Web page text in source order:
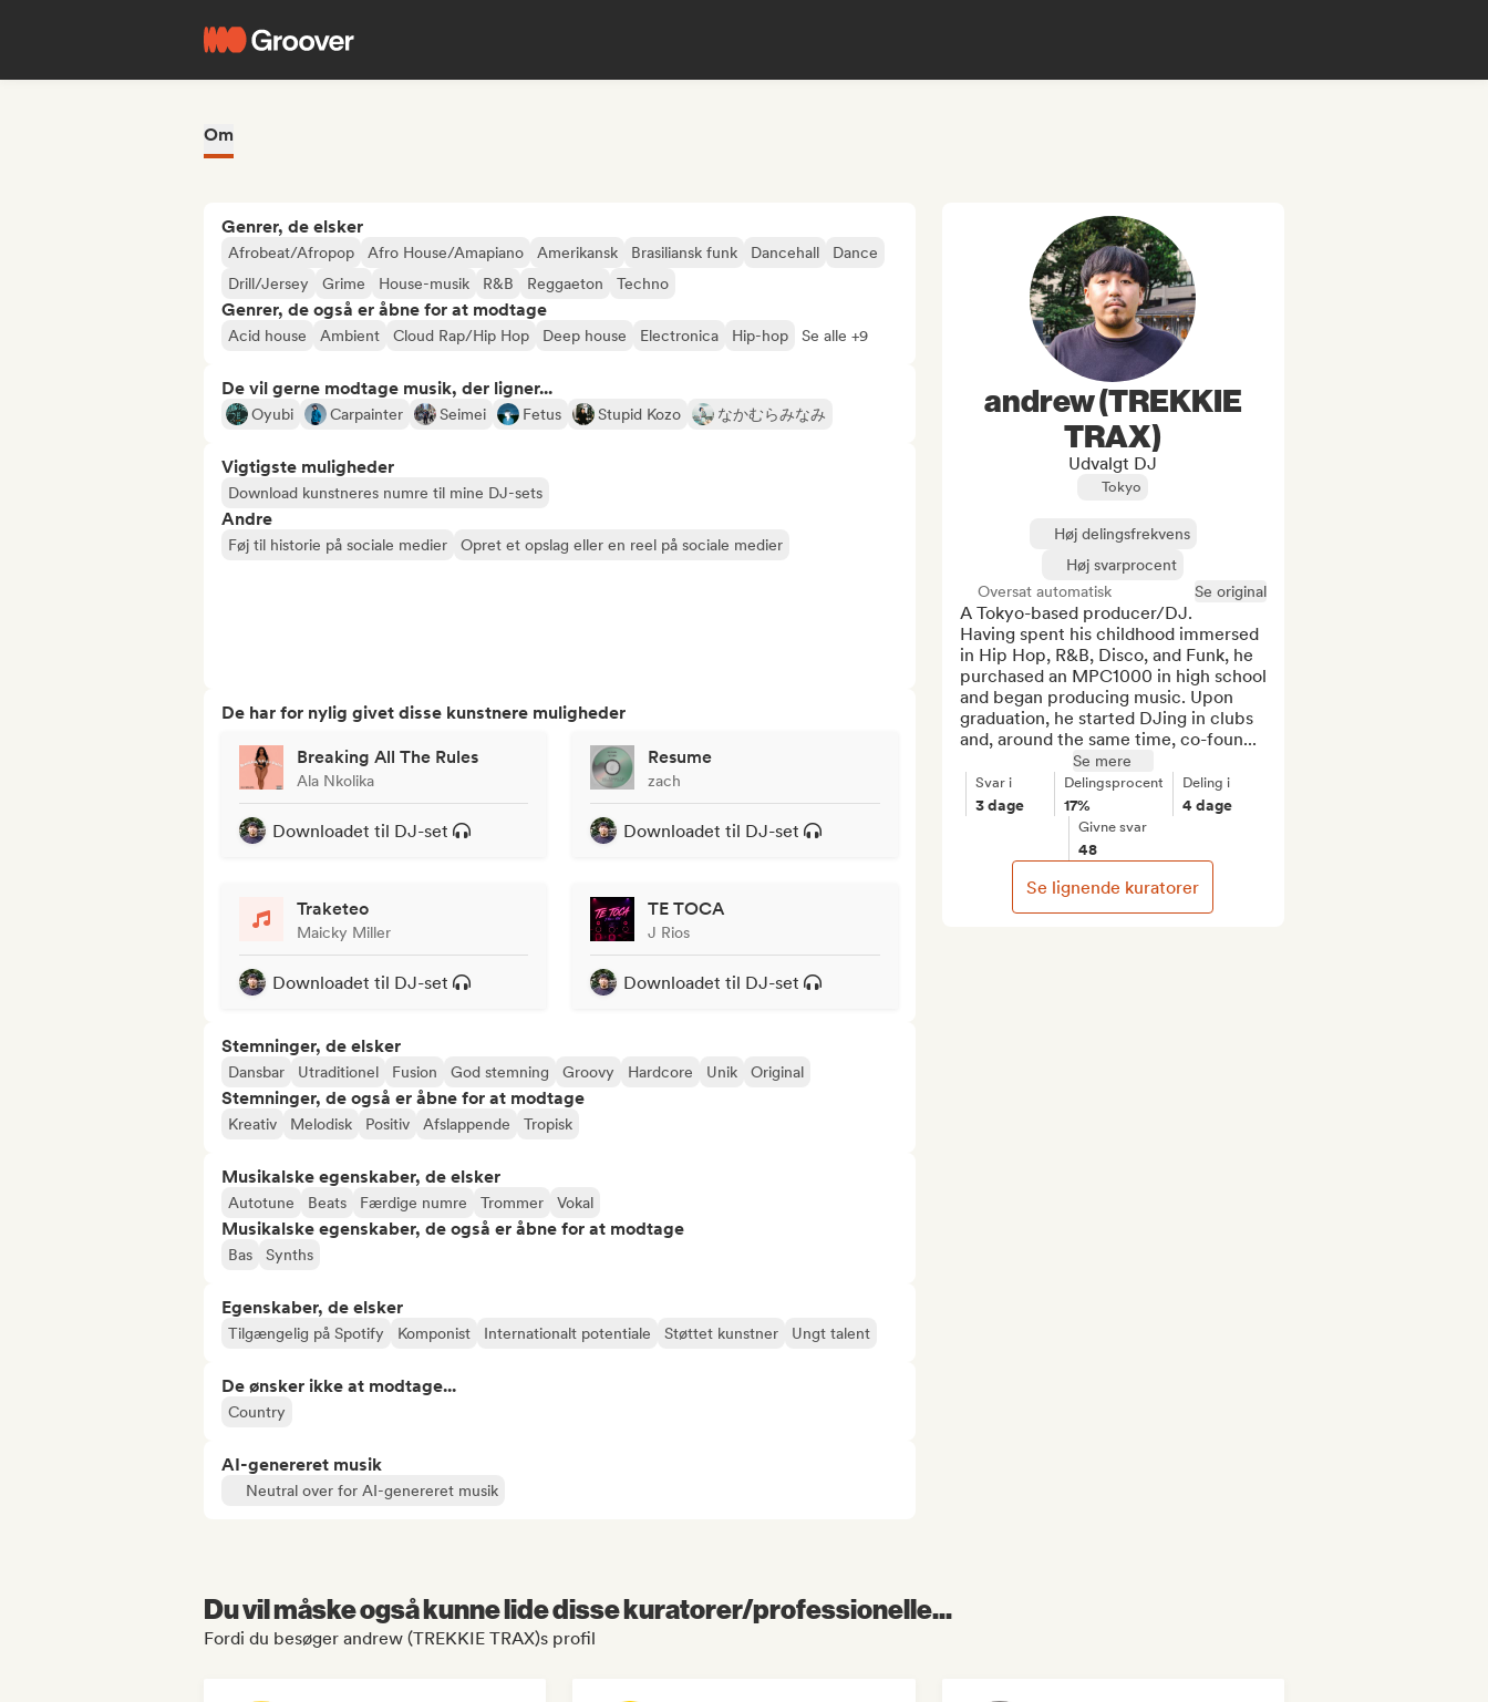
Om
Genrer, de elsker
Afrobeat/Afropop Afro House/Amapiano Amerikansk Brasiliansk funk Dancehall
Dance
Drill/Jersey
Grime House-musik R&B Reggaeton Techno
Genrer, de også er åbne for at modtage
Acid house Ambient Cloud Rap/Hip Hop Deep house Electronica Hip-hop Se alle +9
De vil gerne modtage musik, der ligner...
Oyubi Carpainter Seimei Fetus Stupid Kozo なかむらみなみ
Vigtigste muligheder
Download kunstneres numre til mine DJ-sets
Andre
Føj til historie på sociale medier Opret et opslag eller en reel på sociale medier
De har for nylig givet disse kunstnere muligheder
Breaking All The Rules
Ala Nkolika
Downloadet til DJ-set
Resume
zach
Downloadet til DJ-set
Traketeo
Maicky Miller
Downloadet til DJ-set
TE TOCA
J Rios
Downloadet til DJ-set
Stemninger, de elsker
Dansbar Utraditionel Fusion God stemning Groovy Hardcore Unik Original
Stemninger, de også er åbne for at modtage
Kreativ Melodisk Positiv Afslappende Tropisk
Musikalske egenskaber, de elsker
Autotune Beats Færdige numre Trommer Vokal
Musikalske egenskaber, de også er åbne for at modtage
Bas Synths
Egenskaber, de elsker
Tilgængelig på Spotify Komponist Internationalt potentiale Støttet kunstner Ungt talent
De ønsker ikke at modtage...
Country
AI-genereret musik
Neutral over for AI-genereret musik
andrew (TREKKIE
TRAX)
Udvalgt DJ
Tokyo
Høj delingsfrekvens
Høj svarprocent
Oversat automatisk
Se original
A Tokyo-based producer/DJ.
Having spent his childhood immersed
in Hip Hop, R&B, Disco, and Funk, he
purchased an MPC1000 in high school
and began producing music. Upon
graduation, he started DJing in clubs
and, around the same time, co-foun...
Se mere
Svar i
3 dage
Delingsprocent
17%
Deling i
4 dage
Givne svar
48
Se lignende kuratorer
Du vil måske også kunne lide disse kuratorer/professionelle...
Fordi du besøger andrew (TREKKIE TRAX)s profil